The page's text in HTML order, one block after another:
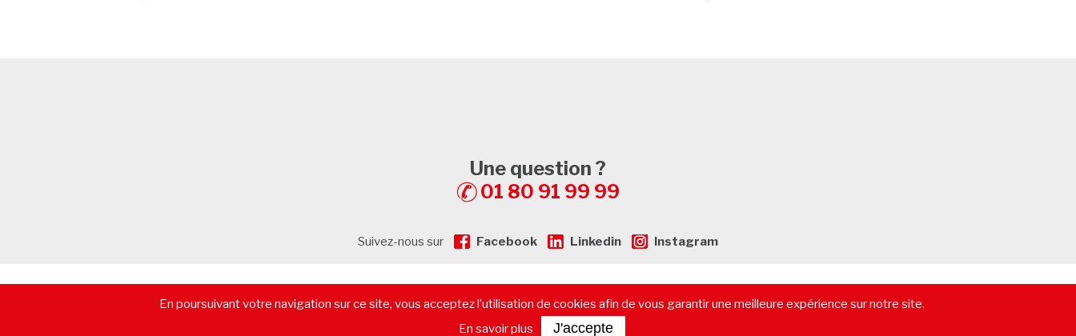
Une question ?
01 80 91 99 99
Suivez-nous sur Facebook Linkedin Instagram
© 2026 - CommerceImmo.fr - Tous droits réservés -Mentions légales- Plan de Site-Recrutement- Calculatrice de prêt immobilier-Vendre un immeuble-Location pure-
Les départements-Contactez-nous
En poursuivant votre navigation sur ce site, vous acceptez l’utilisation de cookies afin de vous garantir une meilleure expérience sur notre site.
En savoir plus
J'accepte